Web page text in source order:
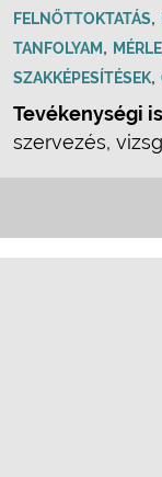
FELNŐTTOKTATÁS,
TANFOLYAM,
SZAKKÉPESÍTÉSEK,
Tevékenységi
szervezés,